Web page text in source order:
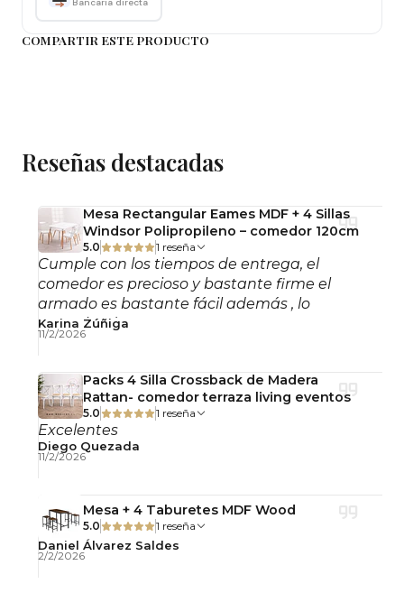
Uso recomendado
Color blanco. El tono puede presentar leves
variaciones según la iluminación o la pantalla
Mantenimiento y cuidado
Limpiar con un paño suave y agua tibia. Evitar
productos abrasivos. Para conservar su apariencia,
se recomienda limpiar regularmente y
resguardar en periodos prolongados sin uso.
Importante: Este producto se entrega
desarmado, con llaves y pernos para su
armado simple.
Observaciones
No incluye accesorios decorativos.
Fotografías referenciales.
COMPARTIR ESTE PRODUCTO
Reseñas destacadas
Mesa Rectangular Eames MDF + 4 Sillas
Windsor Polipropileno – comedor 120cm
5.0 1 reseña
Cumple con los tiempos de entrega, el
comedor es precioso y bastante firme el
armado es bastante fácil además , lo
recomiendo!
Karina Zúñiga
11/2/2026
Packs 4 Silla Crossback de Madera
Rattan- comedor terraza living eventos
5.0 1 reseña
Excelentes
Diego Quezada
11/2/2026
Mesa + 4 Taburetes MDF Wood
5.0 1 reseña
Daniel Álvarez Saldes
2/2/2026